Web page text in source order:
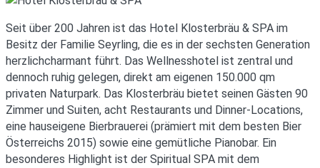
Seit über 200 Jahren ist das Hotel Klosterbräu & SPA im
Besitz der Familie Seyrling, die es in der sechsten Generation
herzlichcharmant führt. Das Wellnesshotel ist zentral und
dennoch ruhig gelegen, direkt am eigenen 150.000 qm
privaten Naturpark. Das Klosterbräu bietet seinen Gästen 90
Zimmer und Suiten, acht Restaurants und Dinner-Locations,
eine hauseigene Bierbrauerei (prämiert mit dem besten Bier
Österreichs 2015) sowie eine gemütliche Pianobar. Ein
besonderes Highlight ist der Spiritual SPA mit dem